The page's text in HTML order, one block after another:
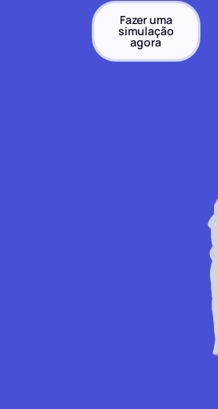
Fazer uma
simulação
agora